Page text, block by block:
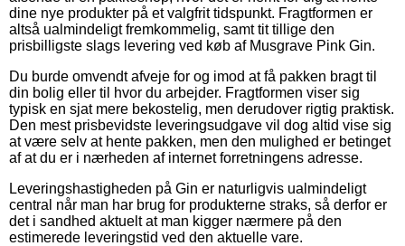
dine nye produkter på et valgfrit tidspunkt. Fragtformen er
altså ualmindeligt fremkommelig, samt tit tillige den
prisbilligste slags levering ved køb af Musgrave Pink Gin.
Du burde omvendt afveje for og imod at få pakken bragt til
din bolig eller til hvor du arbejder. Fragtformen viser sig
typisk en sjat mere bekostelig, men derudover rigtig praktisk.
Den mest prisbevidste leveringsudgave vil dog altid vise sig
at være selv at hente pakken, men den mulighed er betinget
af at du er i nærheden af internet forretningens adresse.
Leveringshastigheden på Gin er naturligvis ualmindeligt
central når man har brug for produkterne straks, så derfor er
det i sandhed aktuelt at man kigger nærmere på den
estimerede leveringstid ved den aktuelle vare.